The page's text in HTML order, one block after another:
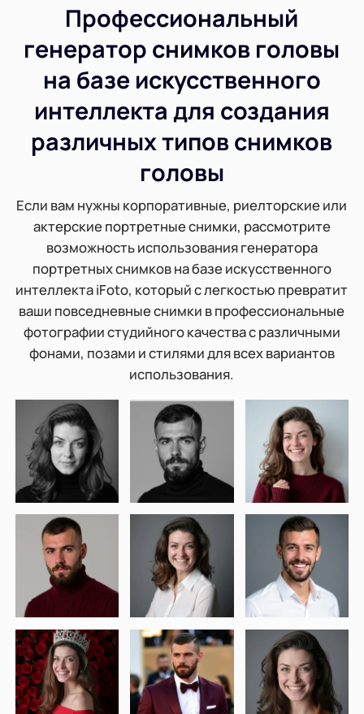
Генератор фонового ИИ
Авторские права на изображение
Расширитель изображений ИИ
Оптимизатор изображений на Shopify
Осветлитель изображения
PDF-переводчик
Сжать PDF онлайн
Объединить PDF-файл онлайн
Конвертировать PDF в Word онлайн
Конвертировать PDF в PPT онлайн
JPG в PDF онлайн
PDF в JPG
Просмотреть все инструменты
Профессиональный
генератор снимков головы
на базе искусственного
интеллекта для создания
различных типов снимков
головы
Если вам нужны корпоративные, риелторские или
актерские портретные снимки, рассмотрите
возможность использования генератора
портретных снимков на базе искусственного
интеллекта iFoto, который с легкостью превратит
ваши повседневные снимки в профессиональные
фотографии студийного качества с различными
фонами, позами и стилями для всех вариантов
использования.